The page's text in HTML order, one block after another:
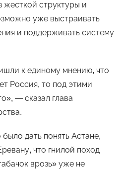
жесткой структуры и
уже выстраивать
и поддерживать систему
к единому мнению, что
Россия, то под этими
— сказал глава
дать понять Астане,
что гнилой поход
врозь» уже не